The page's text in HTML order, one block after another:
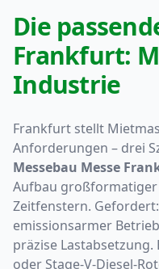
Die
Frankfurt:
Industrie
Frankfurt stellt
Anforderungen – drei
Messebau Messe
Aufbau
Zeitfenstern.
emissionsarmer
präzise Lastabsetzung.
oder Stage-V-Diesel-